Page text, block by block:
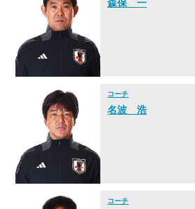
森保 一
コーチ
名波 浩
コーチ